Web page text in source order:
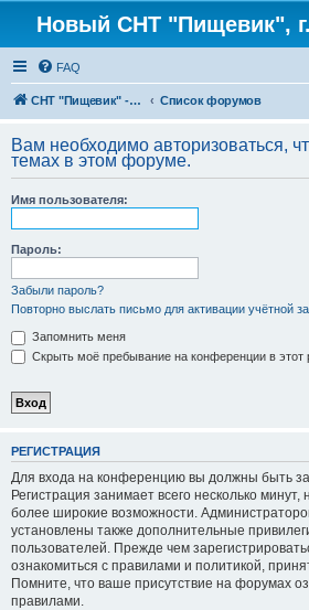
Новый СНТ "Пищевик",
FAQ
СНТ "Пищевик" - возвращение на Главную страницу Список форумов
Вам необходимо авторизоваться,
темах в этом форуме.
Имя пользователя:
Пароль:
Забыли пароль?
Повторно выслать письмо для активации учётной
Запомнить меня
Скрыть моё пребывание на конференции в этот
РЕГИСТРАЦИЯ
Для входа на конференцию вы должны быть
Регистрация занимает всего несколько
более широкие возможности.
установлены также дополнительные
пользователей. Прежде чем
ознакомиться с правилами и политикой,
Помните, что ваше присутствие на форумах
правилами.